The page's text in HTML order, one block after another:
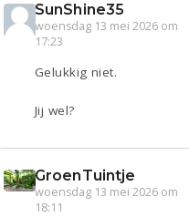
SunShine35
woensdag 13 mei 2026 om
17:23
Gelukkig niet.
Jij wel?
GroenTuintje
woensdag 13 mei 2026 om
18:11